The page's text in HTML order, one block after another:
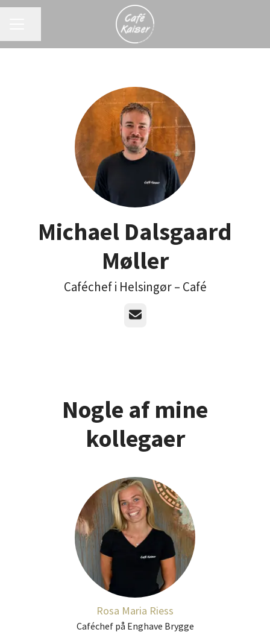
Michael Dalsgaard
Møller
Caféchef i Helsingør – Café
E-mail
Nogle af mine
kollegaer
Rosa Maria Riess
Caféchef på Enghave Brygge